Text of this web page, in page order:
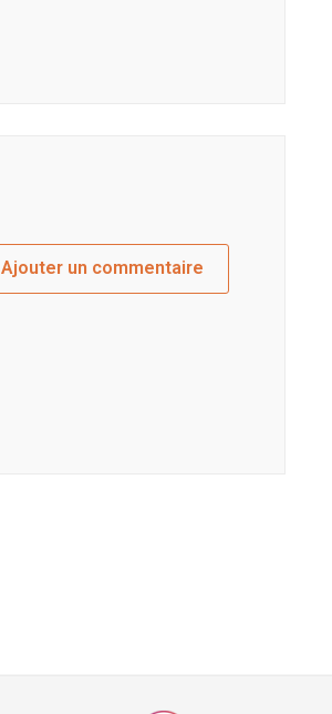
Ajouter un commentaire